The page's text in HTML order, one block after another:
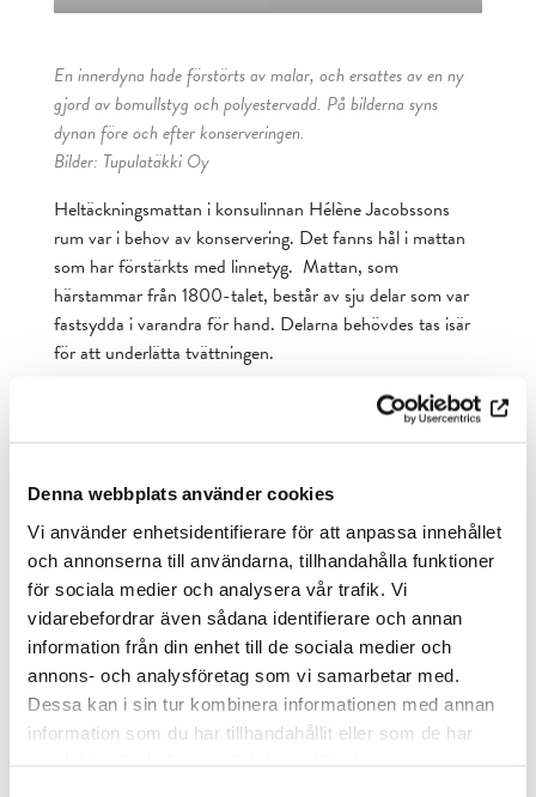
Denna webbplats använder cookies
Vi använder enhetsidentifierare för att anpassa innehållet
och annonserna till användarna, tillhandahålla funktioner
för sociala medier och analysera vår trafik. Vi
vidarebefordrar även sådana identifierare och annan
information från din enhet till de sociala medier och
annons- och analysföretag som vi samarbetar med.
Dessa kan i sin tur kombinera informationen med annan
information som du har tillhandahållit eller som de har
En innerdyna hade förstörts av malar, och ersattes av en ny
gjord av bomullstyg och polyestervadd. På bilderna syns
dynan före och efter konserveringen.
Bilder: Tupulatäkki Oy
Heltäckningsmattan i konsulinnan Hélène Jacobssons
rum var i behov av konservering. Det fanns hål i mattan
som har förstärkts med linnetyg. Mattan, som
härstammar från 1800-talet, består av sju delar som var
fastsydda i varandra för hand. Delarna behövdes tas isär
för att underlätta tvättningen.
Projektityöntekijä Anne Hänninen pesemässä yhtä konsulinnan